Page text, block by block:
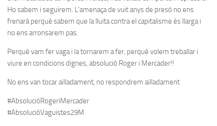
Ho sabem i seguirem. L’amenaça de vuit anys de presó no ens
frenarà perquè sabem que la lluita contra el capitalisme és llarga i
no ens arronsarem pas.
Perquè vam fer vaga i la tornarem a fer, perquè volem treballar i
viure en condicions dignes, absolució Roger i Mercader!!
No ens van tocar aïlladament, no respondrem aïlladament
#‎AbsolucióRogeriMercader‬
#‎AbsolucióVaguistes29M‬